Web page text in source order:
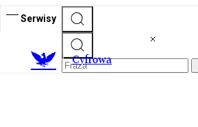
Serwisy
Cyfrowa